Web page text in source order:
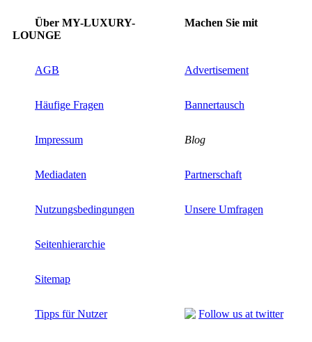
Über MY-LUXURY-
LOUNGE
Machen Sie mit
AGB Advertisement
Häufige Fragen Bannertausch
Impressum Blog
Mediadaten Partnerschaft
Nutzungsbedingungen Unsere Umfragen
Seitenhierarchie
Sitemap
Tipps für Nutzer Follow us at twitter